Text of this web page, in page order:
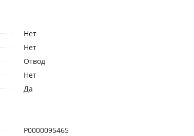
Нет
Нет
Отвод
Нет
Да
Р0000095465